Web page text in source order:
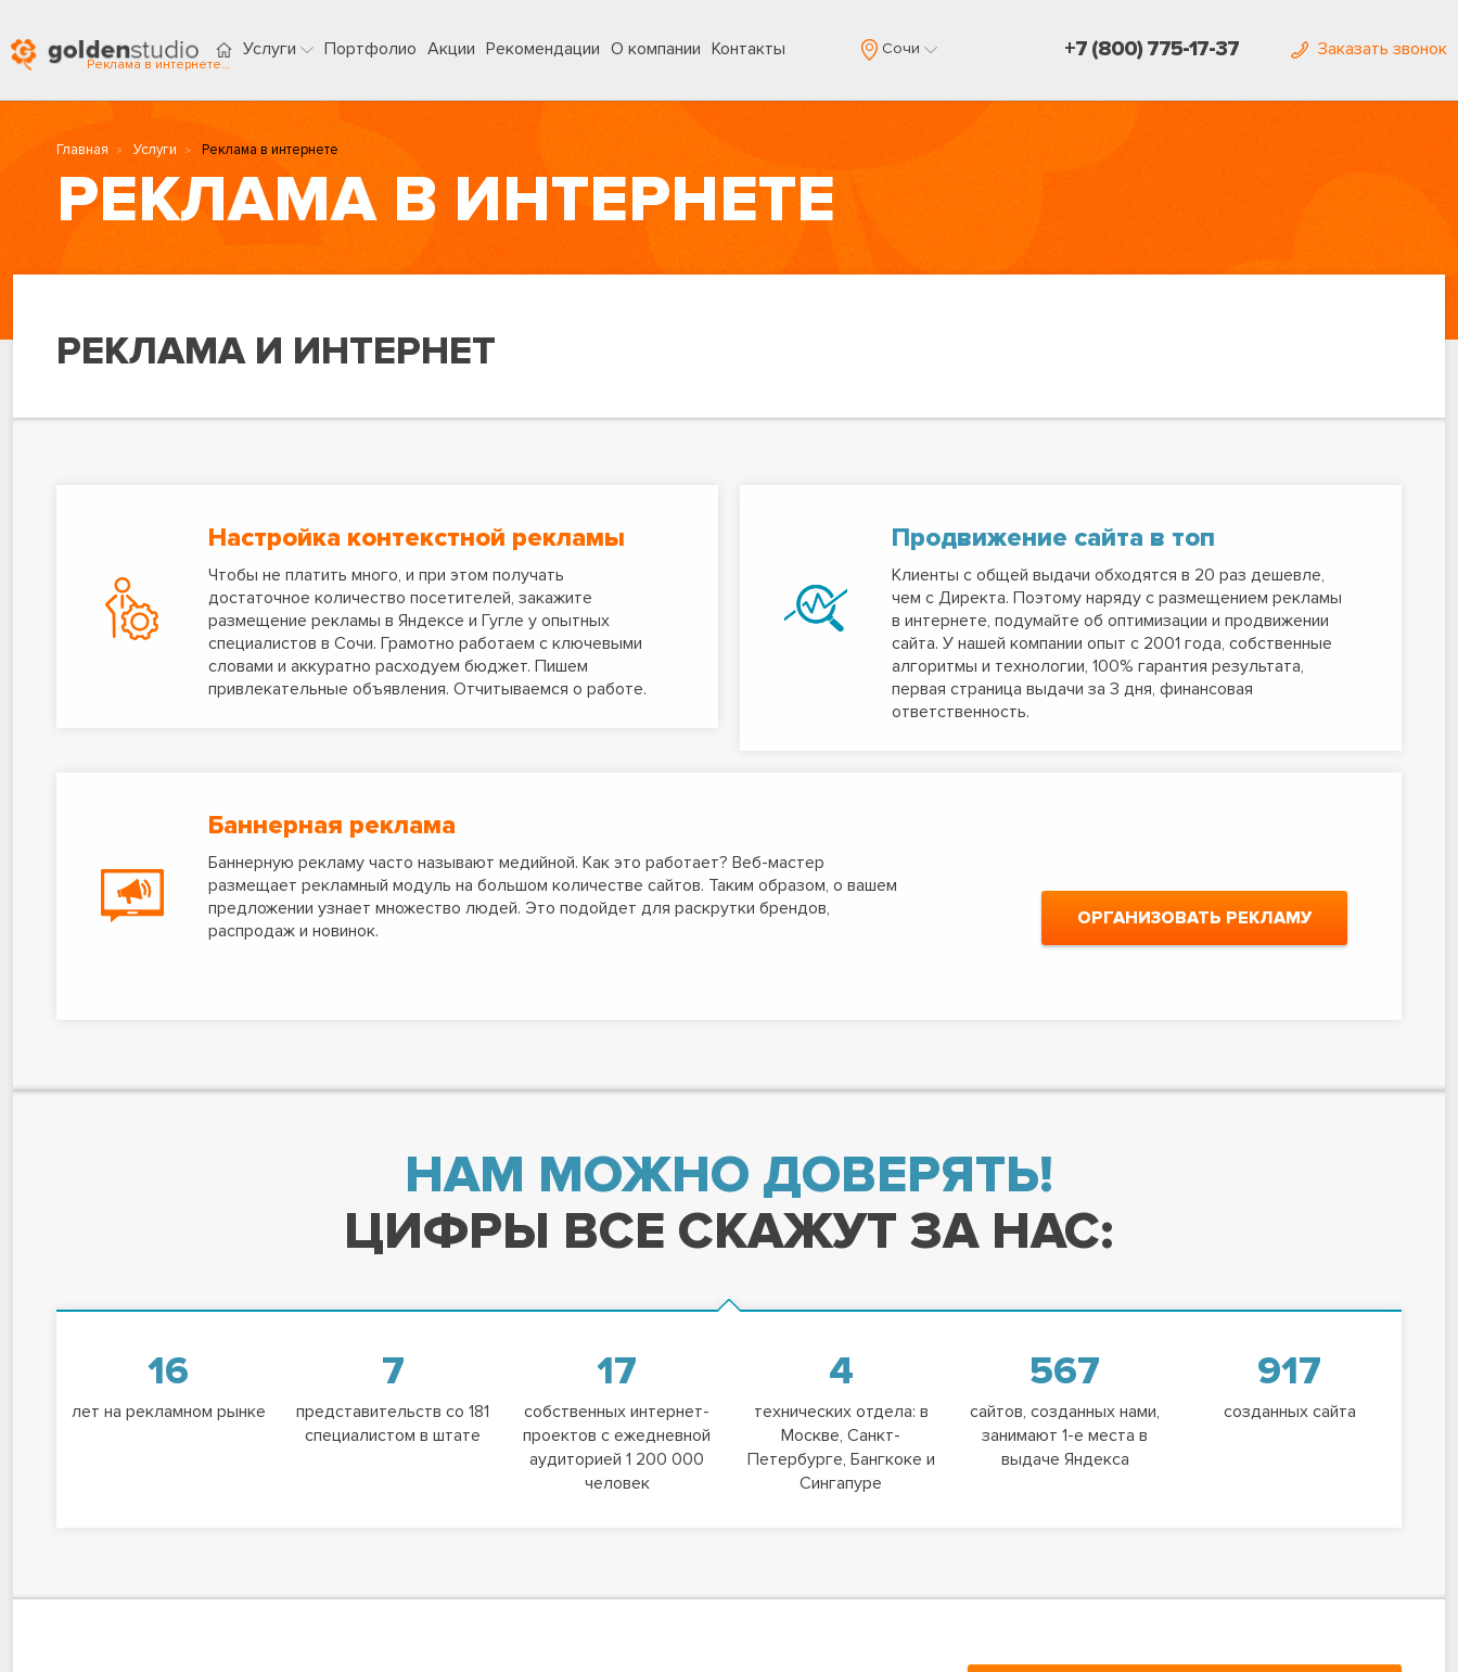
Реклама в интернете в Сочи
Услуги Портфолио Акции Рекомендации О компании Контакты Сочи +7 (800) 775-17-37 Заказать звонок
Главная Услуги Реклама в интернете
РЕКЛАМА В ИНТЕРНЕТЕ
РЕКЛАМА И ИНТЕРНЕТ
Настройка контекстной рекламы
Чтобы не платить много, и при этом получать
достаточное количество посетителей, закажите
размещение рекламы в Яндексе и Гугле у опытных
специалистов в Сочи. Грамотно работаем с ключевыми
словами и аккуратно расходуем бюджет. Пишем
привлекательные объявления. Отчитываемся о работе.
Продвижение сайта в топ
Клиенты с общей выдачи обходятся в 20 раз дешевле,
чем с Директа. Поэтому наряду с размещением рекламы
в интернете, подумайте об оптимизации и продвижении
сайта. У нашей компании опыт с 2001 года, собственные
алгоритмы и технологии, 100% гарантия результата,
первая страница выдачи за 3 дня, финансовая
ответственность.
Баннерная реклама
Баннерную рекламу часто называют медийной. Как это работает? Веб-мастер
размещает рекламный модуль на большом количестве сайтов. Таким образом, о вашем
предложении узнает множество людей. Это подойдет для раскрутки брендов,
распродаж и новинок.
ОРГАНИЗОВАТЬ РЕКЛАМУ
НАМ МОЖНО ДОВЕРЯТЬ!
ЦИФРЫ ВСЕ СКАЖУТ ЗА НАС:
16
лет на рекламном рынке
7
представительств со 181
специалистом в штате
17
собственных интернет-
проектов с ежедневной
аудиторией 1 200 000
человек
4
технических отдела: в
Москве, Санкт-
Петербурге, Бангкоке и
Сингапуре
567
сайтов, созданных нами,
занимают 1-е места в
выдаче Яндекса
917
созданных сайта